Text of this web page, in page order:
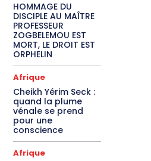
HOMMAGE DU
DISCIPLE AU MAÎTRE
PROFESSEUR
ZOGBELEMOU EST
MORT, LE DROIT EST
ORPHELIN
Afrique
Cheikh Yérim Seck :
quand la plume
vénale se prend
pour une
conscience
Afrique